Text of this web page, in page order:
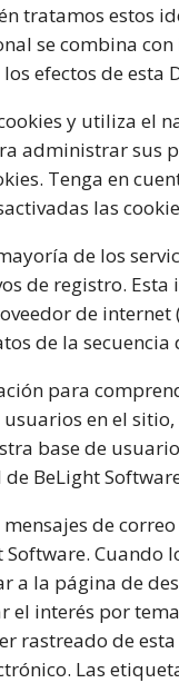
tratamos estos
se combina
efectos de esta
y utiliza el
administrar sus
Tenga en
las
de los
de registro.
de internet
de la secuencia
para
en el
base de
BeLight
de
Cuando
a la página de
el interés por
rastreado de
Las